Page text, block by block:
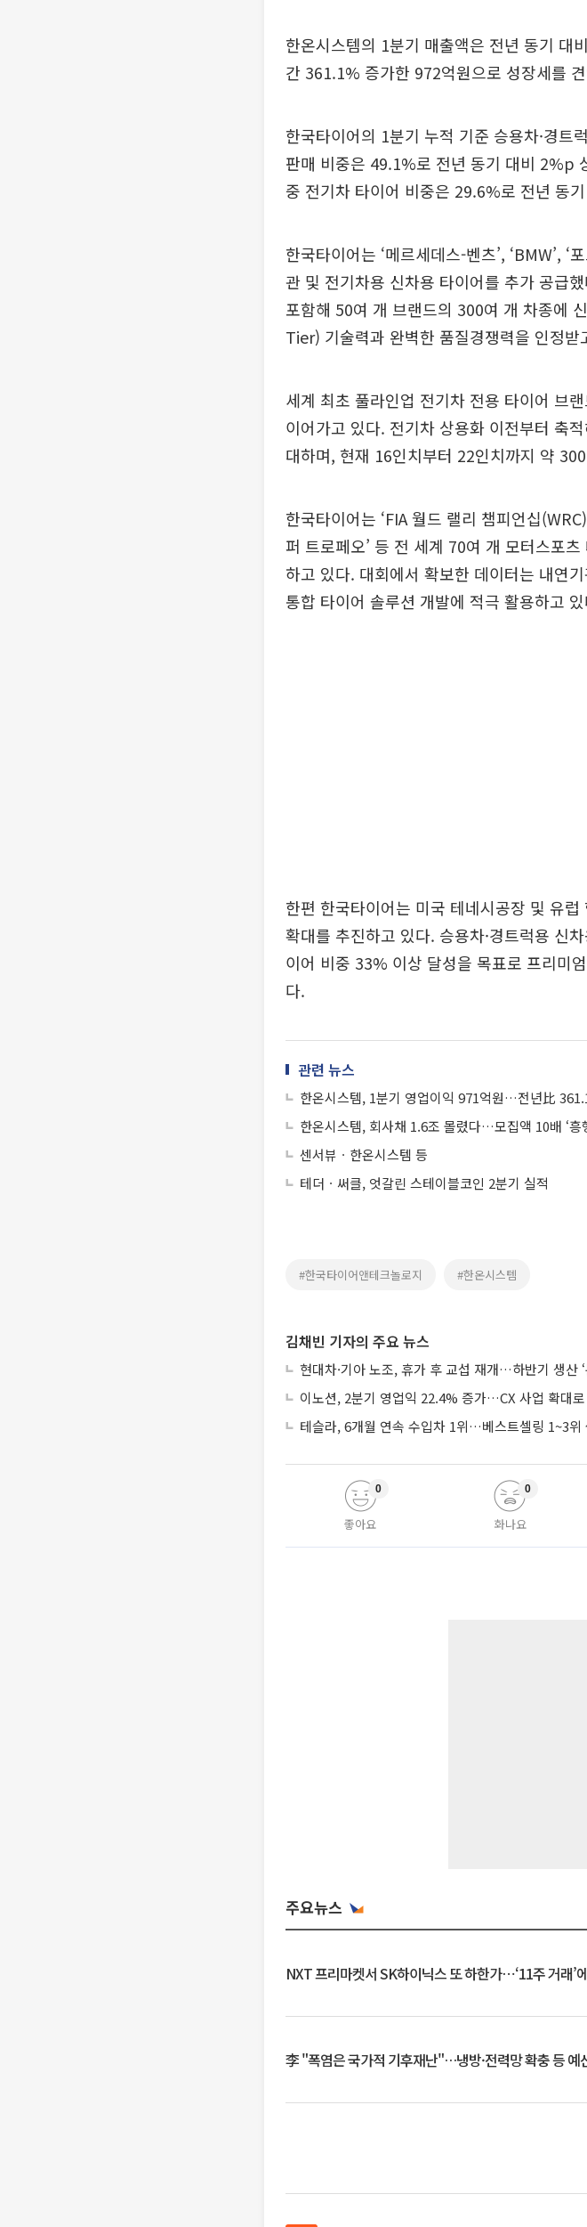
한온시스템의 1분기 매출액은 전년 동기 대
간 361.1% 증가한 972억원으로 성장세를
한국타이어의 1분기 누적 기준 승용차·경트
판매 비중은 49.1%로 전년 동기 대비 2%p
중 전기차 타이어 비중은 29.6%로 전년 동
한국타이어는 ‘메르세데스-벤츠’, ‘BMW’,
관 및 전기차용 신차용 타이어를 추가 공급
포함해 50여 개 브랜드의 300여 개 차종에
Tier) 기술력과 완벽한 품질경쟁력을 인정받
세계 최초 풀라인업 전기차 전용 타이어 브
이어가고 있다. 전기차 상용화 이전부터 축
대하며, 현재 16인치부터 22인치까지 약
한국타이어는 ‘FIA 월드 랠리 챔피언십
퍼 트로페오’ 등 전 세계 70여 개 모터스포
하고 있다. 대회에서 확보한 데이터는 내연
통합 타이어 솔루션 개발에 적극 활용하고
한편 한국타이어는 미국 테네시공장 및 유
확대를 추진하고 있다. 승용차·경트럭용 신
이어 비중 33% 이상 달성을 목표로 프리미
다.
관련 뉴스
한온시스템, 1분기 영업이익 971억원…전년比
한온시스템, 회사채 1.6조 몰렸다…모집액 10배 ‘흥
센서뷰ㆍ한온시스템 등
테더ㆍ써클, 엇갈린 스테이블코인 2분기 실적
#한국타이어앤테크놀로지 #한온시스템
김채빈 기자의 주요 뉴스
현대차·기아 노조, 휴가 후 교섭 재개…하반기 생산 ‘
이노션, 2분기 영업익 22.4% 증가…CX 사업 확대
테슬라, 6개월 연속 수입차 1위…베스트셀링 1~3위
좋아요
0
화나요
0
주요뉴스
NXT 프리마켓서 SK하이닉스 또 하한가⋯‘11주 거래’
李 "폭염은 국가적 기후재난"…냉방·전력망 확충 등 예